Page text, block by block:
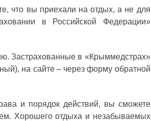
что вы приехали на отдых, а не для
в Российской Федерации»
Застрахованные в «Крыммедстрах»
на сайте – через форму обратной
и порядок действий, вы сможете
Хорошего отдыха и незабываемых